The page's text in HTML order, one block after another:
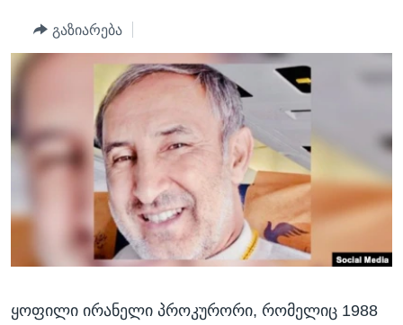
ᲕᲘᲓᲔᲝᲔᲑᲘ
ᲒᲐᲓᲐᲪᲔᲛᲔᲑᲘ
ᲕᲐᲨᲘᲜᲒᲢᲝᲜᲘ ᲓᲦᲔᲡ
ᲮᲔᲓᲕᲐ ᲕᲐᲨᲘᲜᲒᲢᲝᲜᲘᲓᲐᲜ
ᲡᲢᲣᲓᲘᲐ ᲕᲐᲨᲘᲜᲒᲢᲝᲜᲘ
ᲡᲮᲕᲐ ᲡᲘᲐᲮᲚᲔᲔᲑᲘ
ᲔᲙᲝᲜᲝᲛᲘᲙᲐ
ᲯᲐᲜᲛᲠᲗᲔᲚᲝᲑᲐ
ᲘᲜᲢᲔᲠᲕᲘᲣ
ᲒᲐᲚᲘᲚᲔᲝ
ᲠᲣᲡᲔᲗᲘᲡ ᲨᲔᲭᲠᲐ ᲣᲙᲠᲐᲘᲜᲐᲨᲘ
Learning English
ᲗᲕᲐᲚᲘ ᲒᲕᲐᲓᲔᲕᲜᲔᲗ
გაზიარება
ყოფილი ირანელი პროკურორი, რომელიც 1988